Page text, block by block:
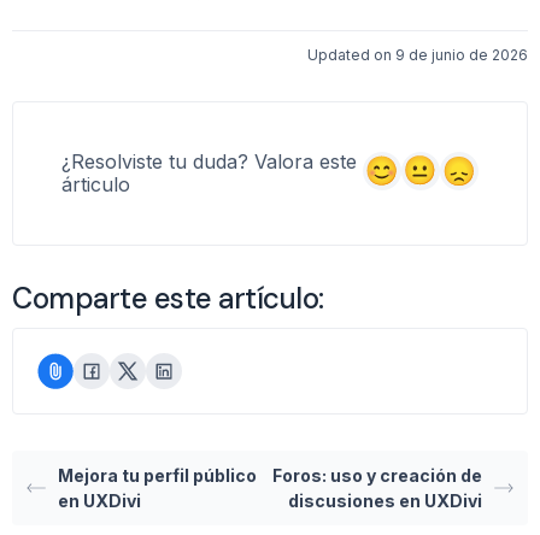
Updated on 9 de junio de 2026
¿Resolviste tu duda? Valora este
árticulo
Comparte este artículo:
Mejora tu perfil público
en UXDivi
Foros: uso y creación de
discusiones en UXDivi